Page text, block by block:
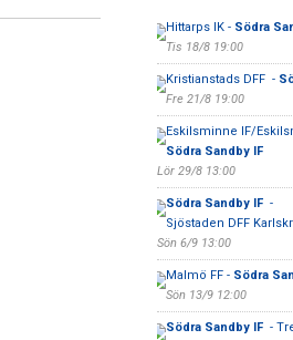
Hittarps IK - Södra
Tis 18/8 19:00
Kristianstads DFF -
Fre 21/8 19:00
Eskilsminne IF/
Södra Sandby IF
Lör 29/8 13:00
Södra Sandby IF -
Sjöstaden DFF
Sön 6/9 13:00
Malmö FF - Södra
Sön 13/9 12:00
Södra Sandby IF -